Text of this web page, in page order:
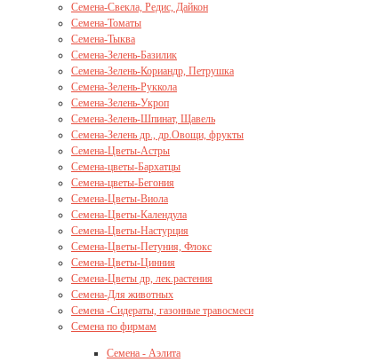
Семена-Свекла, Редис, Дайкон
Семена-Томаты
Семена-Тыква
Семена-Зелень-Базилик
Семена-Зелень-Кориандр, Петрушка
Семена-Зелень-Руккола
Семена-Зелень-Укроп
Семена-Зелень-Шпинат, Щавель
Семена-Зелень др., др.Овощи, фрукты
Семена-Цветы-Астры
Семена-цветы-Бархатцы
Семена-цветы-Бегония
Семена-Цветы-Виола
Семена-Цветы-Календула
Семена-Цветы-Настурция
Семена-Цветы-Петуния, Флокс
Семена-Цветы-Цинния
Семена-Цветы др, лек.растения
Семена-Для животных
Семена -Сидераты, газонные травосмеси
Семена по фирмам
Семена - Аэлита